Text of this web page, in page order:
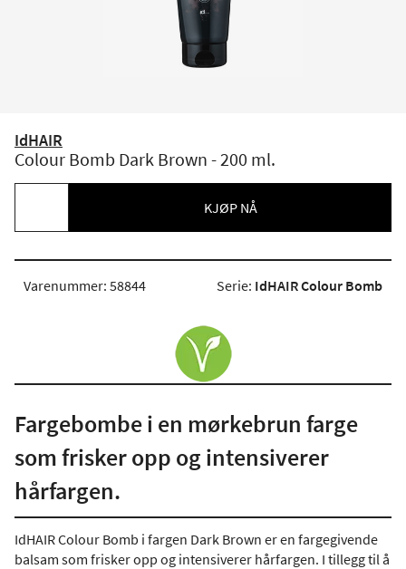
IdHAIR
Colour Bomb Dark Brown - 200 ml.
KJØP NÅ
Varenummer: 58844 Serie: IdHAIR Colour Bomb
Fargebombe i en mørkebrun farge
som frisker opp og intensiverer
hårfargen.
IdHAIR Colour Bomb i fargen Dark Brown er en fargegivende
balsam som frisker opp og intensiverer hårfargen. I tillegg til å